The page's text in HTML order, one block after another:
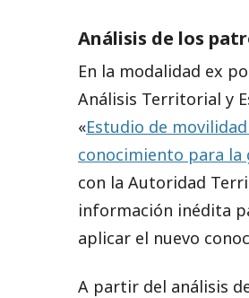
Análisis de los
En la modalidad ex
Análisis Territorial y
«Estudio de
conocimiento para la
con la Autoridad
información inédita
aplicar el nuevo
A partir del análisis